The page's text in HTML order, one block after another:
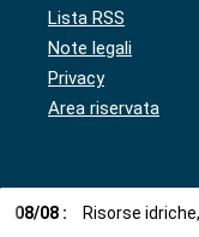
Lista RSS
Note legali
Privacy
Area riservata
08/08 : Risorse